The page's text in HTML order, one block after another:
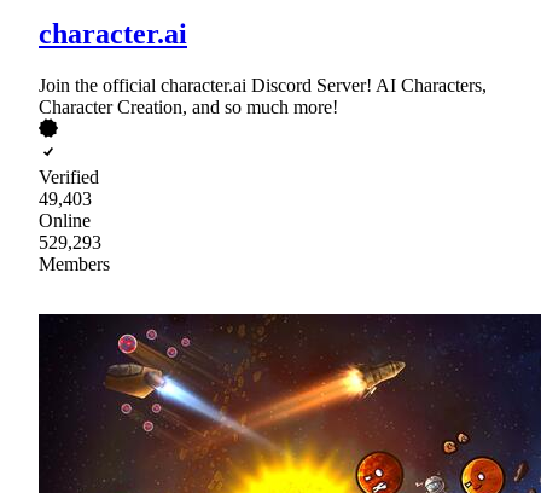
character.ai
Join the official character.ai Discord Server! AI Characters,
Character Creation, and so much more!
Verified
49,403
Online
529,293
Members